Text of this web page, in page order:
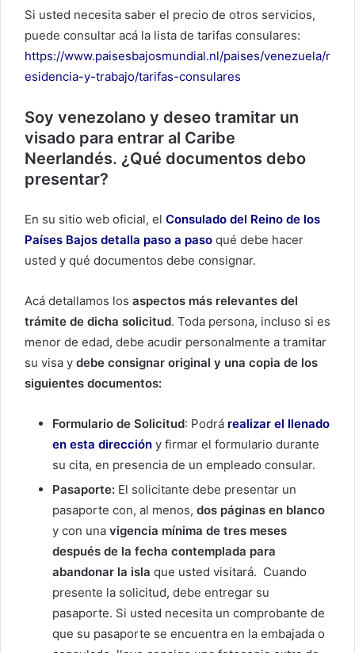
Si usted necesita saber el precio de otros servicios,
puede consultar acá la lista de tarifas consulares:
https://www.paisesbajosmundial.nl/paises/venezuela/r
esidencia-y-trabajo/tarifas-consulares
Soy venezolano y deseo tramitar un
visado para entrar al Caribe
Neerlandés. ¿Qué documentos debo
presentar?
En su sitio web oficial, el Consulado del Reino de los
Países Bajos detalla paso a paso qué debe hacer
usted y qué documentos debe consignar.
Acá detallamos los aspectos más relevantes del
trámite de dicha solicitud. Toda persona, incluso si es
menor de edad, debe acudir personalmente a tramitar
su visa y debe consignar original y una copia de los
siguientes documentos:
Formulario de Solicitud: Podrá realizar el llenado
en esta dirección y firmar el formulario durante
su cita, en presencia de un empleado consular.
Pasaporte: El solicitante debe presentar un
pasaporte con, al menos, dos páginas en blanco
y con una vigencia mínima de tres meses
después de la fecha contemplada para
abandonar la isla que usted visitará. Cuando
presente la solicitud, debe entregar su
pasaporte. Si usted necesita un comprobante de
que su pasaporte se encuentra en la embajada o